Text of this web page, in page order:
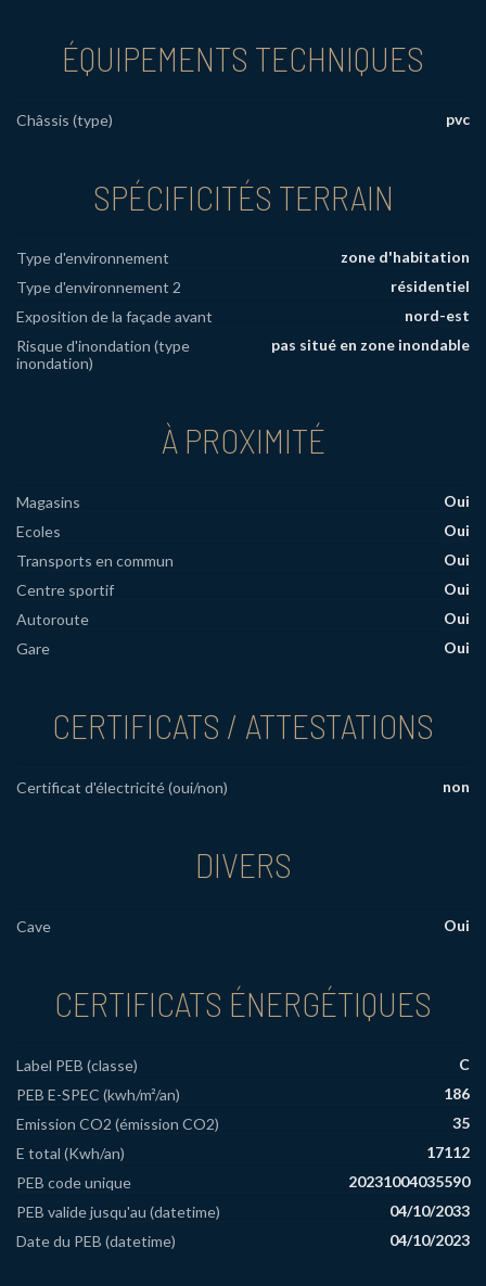
ÉQUIPEMENTS TECHNIQUES
Châssis (type) pvc
SPÉCIFICITÉS TERRAIN
Type d'environnement
zone d'habitation
Type d'environnement 2
résidentiel
Exposition de la façade avant
nord-est
Risque d'inondation (type
inondation)
pas situé en zone inondable
À PROXIMITÉ
Magasins
Oui
Ecoles
Oui
Transports en commun
Oui
Centre sportif
Oui
Autoroute
Oui
Gare
Oui
CERTIFICATS / ATTESTATIONS
Certificat d'électricité (oui/non) non
DIVERS
Cave Oui
CERTIFICATS ÉNERGÉTIQUES
Label PEB (classe)
C
PEB E-SPEC (kwh/m²/an)
186
Emission CO2 (émission CO2)
35
E total (Kwh/an)
17112
PEB code unique
20231004035590
PEB valide jusqu'au (datetime)
04/10/2033
Date du PEB (datetime)
04/10/2023